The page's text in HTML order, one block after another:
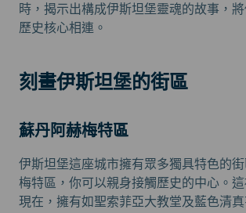
時，揭示出構成伊斯坦堡靈魂的故事，
歷史核心相連。
刻畫伊斯坦堡的街區
蘇丹阿赫梅特區
伊斯坦堡這座城市擁有眾多獨具特色的
梅特區，你可以親身接觸歷史的中心。
現在，擁有如聖索菲亞大教堂及藍色清真